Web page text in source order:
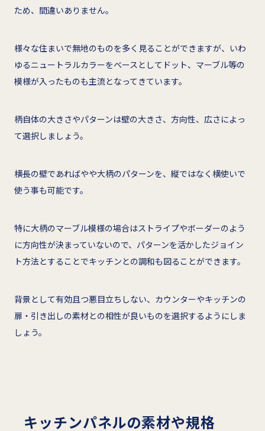
ため、間違いありません。
様々な住まいで無地のものを多く見ることができますが、いわ
ゆるニュートラルカラーをベースとしてドット、マーブル等の
模様が入ったものも主流となってきています。
柄自体の大きさやパターンは壁の大きさ、方向性、広さによっ
て選択しましょう。
横長の壁であればやや大柄のパターンを、縦ではなく横使いで
使う事も可能です。
特に大柄のマーブル模様の場合はストライプやボーダーのよう
に方向性が決まっていないので、パターンを活かしたジョイン
ト方法とすることでキッチンとの調和も図ることができます。
背景として有効且つ悪目立ちしない、カウンターやキッチンの
扉・引き出しの素材との相性が良いものを選択するようにしま
しょう。
キッチンパネルの素材や規格